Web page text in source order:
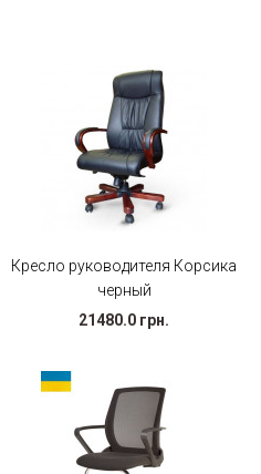
Кресло руководителя Корсика
черный
21480.0 грн.